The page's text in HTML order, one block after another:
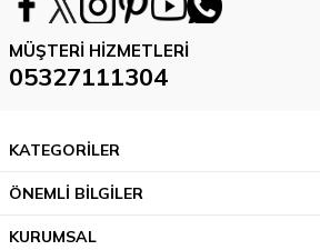
MÜŞTERI HIZMETLERI
05327111304
KATEGORİLER
ÖNEMLİ BİLGİLER
KURUMSAL